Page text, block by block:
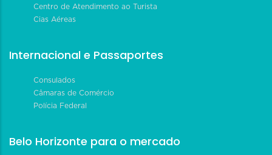
Centro de Atendimento ao Turista
Cias Aéreas
Internacional e Passaportes
Consulados
Câmaras de Comércio
Polícia Federal
Belo Horizonte para o mercado